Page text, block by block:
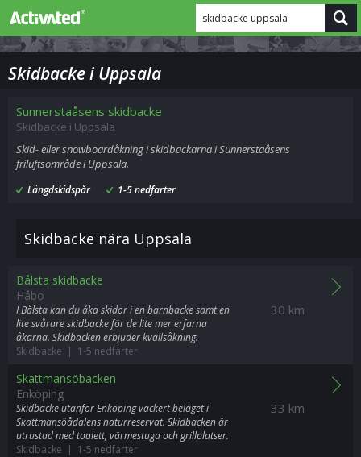
skidbacke uppsala
Skidbacke i Uppsala
Sunnerstaåsens skidbacke
Skidbacke i Uppsala
Skid- eller snowboardåkning i skidbackarna i Sunnerstaåsens
friluftsområde i Uppsala.
Längdskidspår 1-5 nedfarter
Skidbacke nära Uppsala
30 km
Bålsta skidbacke
Håbo
I Bålsta kan du åka skidor i en barnbacke samt en
lite svårare skidbacke för de lite mer erfarna
åkarna. Skidbacken erbjuder kvällsåkning.
Skidbacke | 1-5 nedfarter
33 km
Skattmansöbacken
Enköping
Skidbacke utanför Enköping vackert beläget i
Skattmansöådalens naturreservat. Skidbacken är
utrustad med toalett, värmestuga och grillplatser.
Skidbacke | 1-5 nedfarter